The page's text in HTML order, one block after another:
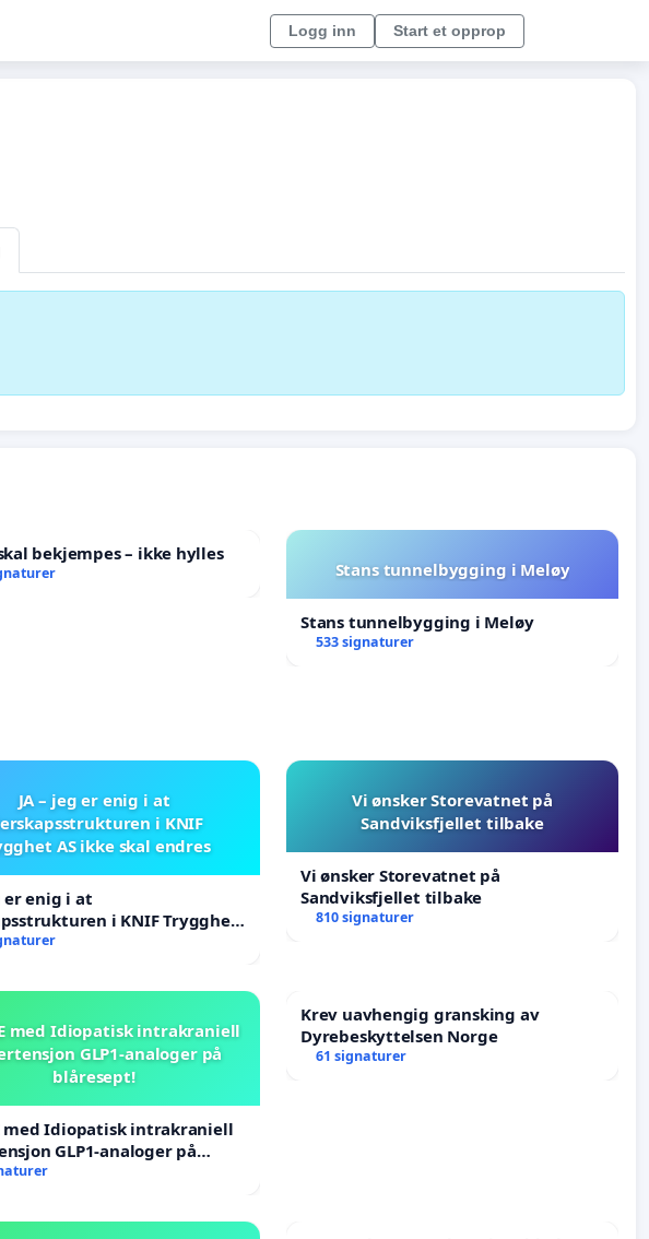
Logg inn Start et opprop
bekjempes – ikke hylles
Stans tunnelbygging i Meløy
Stans tunnelbygging i Meløy
533 signaturer
JA – jeg er enig i at
i KNIF
AS ikke skal endres
er enig i at
i KNIF Trygghet
skal endres
Vi ønsker Storevatnet på
Sandviksfjellet tilbake
Vi ønsker Storevatnet på
Sandviksfjellet tilbake
810 signaturer
med Idiopatisk intrakraniell
GLP1-analoger på
blåresept!
med Idiopatisk intrakraniell
GLP1-analoger på
Krev uavhengig gransking av
Dyrebeskyttelsen Norge
61 signaturer